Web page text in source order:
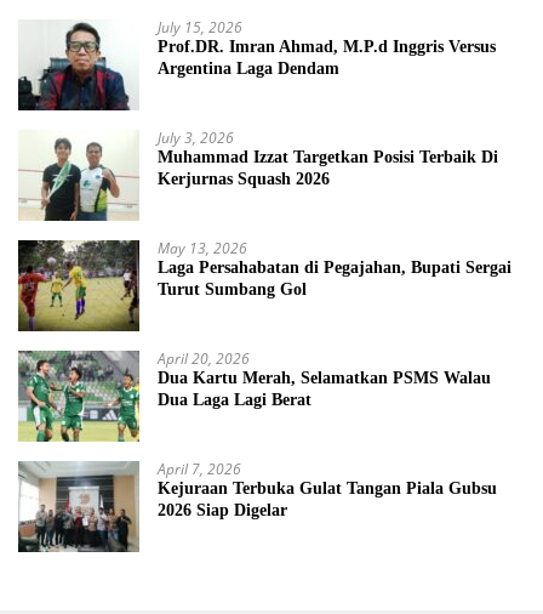
July 15, 2026
Prof.DR. Imran Ahmad, M.P.d Inggris Versus
Argentina Laga Dendam
July 3, 2026
Muhammad Izzat Targetkan Posisi Terbaik Di
Kerjurnas Squash 2026
May 13, 2026
Laga Persahabatan di Pegajahan, Bupati Sergai
Turut Sumbang Gol
April 20, 2026
Dua Kartu Merah, Selamatkan PSMS Walau
Dua Laga Lagi Berat
April 7, 2026
Kejuraan Terbuka Gulat Tangan Piala Gubsu
2026 Siap Digelar